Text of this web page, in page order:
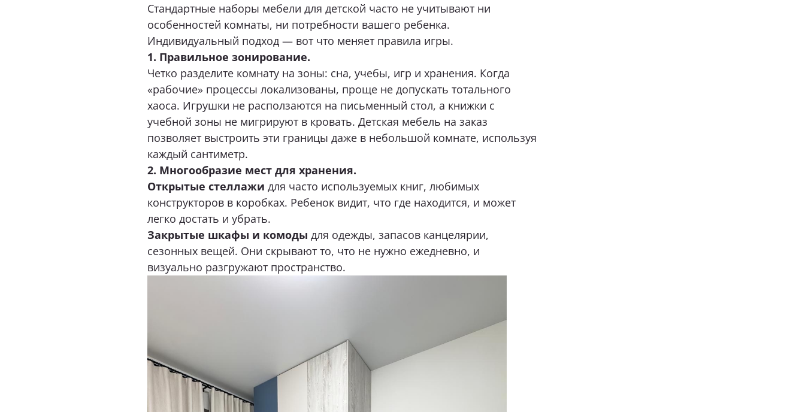
Стандартные наборы мебели для детской часто не учитывают ни
особенностей комнаты, ни потребности вашего ребенка.
Индивидуальный подход — вот что меняет правила игры.
1. Правильное зонирование.
Четко разделите комнату на зоны: сна, учебы, игр и хранения. Когда
«рабочие» процессы локализованы, проще не допускать тотального
хаоса. Игрушки не расползаются на письменный стол, а книжки с
учебной зоны не мигрируют в кровать. Детская мебель на заказ
позволяет выстроить эти границы даже в небольшой комнате, используя
каждый сантиметр.
2. Многообразие мест для хранения.
Открытые стеллажи для часто используемых книг, любимых
конструкторов в коробках. Ребенок видит, что где находится, и может
легко достать и убрать.
Закрытые шкафы и комоды для одежды, запасов канцелярии,
сезонных вещей. Они скрывают то, что не нужно ежедневно, и
визуально разгружают пространство.